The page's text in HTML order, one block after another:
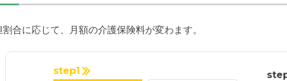
合に応じて、月額の介護保険料が変わます。
step1